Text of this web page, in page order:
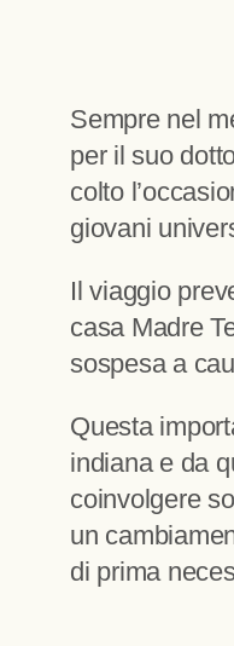
Sempre nel
per il suo
colto
giovani
Il viaggio
casa Madre
sospesa a
Questa
indiana e da
coinvolgere
un
di prima